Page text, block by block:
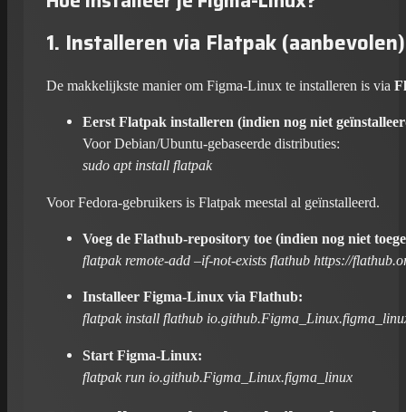
1. Installeren via Flatpak (aanbevolen)
De makkelijkste manier om Figma-Linux te installeren is via
Eerst Flatpak installeren (indien nog niet
Voor Debian/Ubuntu-gebaseerde distributies:
sudo apt install flatpak
Voor Fedora-gebruikers is Flatpak meestal al geïnstalleerd.
Voeg de Flathub-repository toe (indien nog niet
flatpak remote-add –if-not-exists flathub https://
Installeer Figma-Linux via Flathub:
flatpak install flathub
Start Figma-Linux:
flatpak run io.github.Figma_Linux.figma_linux